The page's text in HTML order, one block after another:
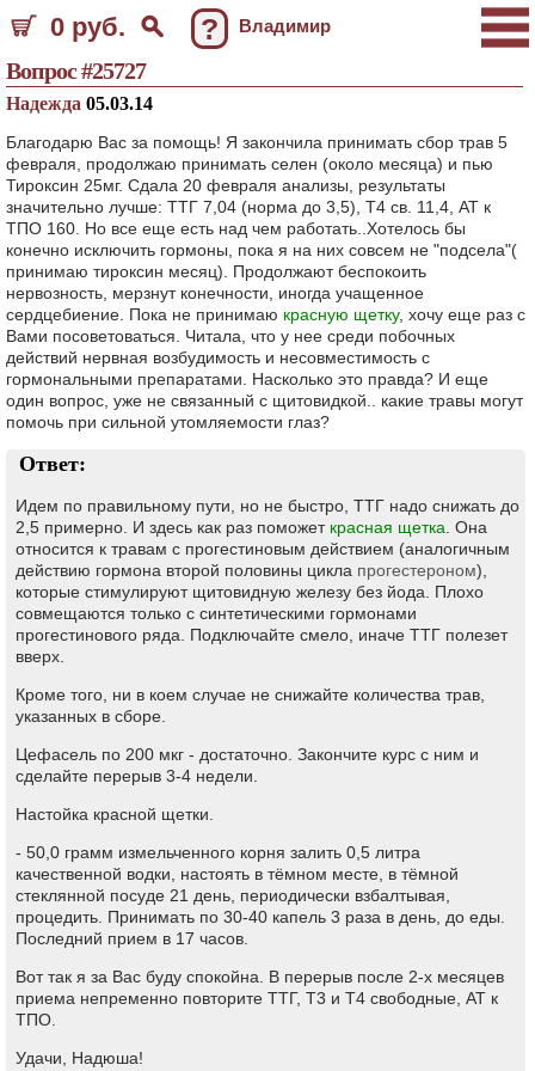
0 руб. ? Владимир
Вопрос #25727
Надежда 05.03.14
Благодарю Вас за помощь! Я закончила принимать сбор трав 5
февраля, продолжаю принимать селен (около месяца) и пью
Тироксин 25мг. Сдала 20 февраля анализы, результаты
значительно лучше: ТТГ 7,04 (норма до 3,5), Т4 св. 11,4, АТ к
ТПО 160. Но все еще есть над чем работать..Хотелось бы
конечно исключить гормоны, пока я на них совсем не "подсела"(
принимаю тироксин месяц). Продолжают беспокоить
нервозность, мерзнут конечности, иногда учащенное
сердцебиение. Пока не принимаю красную щетку, хочу еще раз с
Вами посоветоваться. Читала, что у нее среди побочных
действий нервная возбудимость и несовместимость с
гормональными препаратами. Насколько это правда? И еще
один вопрос, уже не связанный с щитовидкой.. какие травы могут
помочь при сильной утомляемости глаз?
Ответ:
Идем по правильному пути, но не быстро, ТТГ надо снижать до
2,5 примерно. И здесь как раз поможет красная щетка . Она
относится к травам с прогестиновым действием (аналогичным
действию гормона второй половины цикла прогестероном),
которые стимулируют щитовидную железу без йода. Плохо
совмещаются только с синтетическими гормонами
прогестинового ряда. Подключайте смело, иначе ТТГ полезет
вверх.
Кроме того, ни в коем случае не снижайте количества трав,
указанных в сборе.
Цефасель по 200 мкг - достаточно. Закончите курс с ним и
сделайте перерыв 3-4 недели.
Настойка красной щетки.
- 50,0 грамм измельченного корня залить 0,5 литра
качественной водки, настоять в тёмном месте, в тёмной
стеклянной посуде 21 день, периодически взбалтывая,
процедить. Принимать по 30-40 капель 3 раза в день, до еды.
Последний прием в 17 часов.
Вот так я за Вас буду спокойна. В перерыв после 2-х месяцев
приема непременно повторите ТТГ, Т3 и Т4 свободные, АТ к
ТПО.
Удачи, Надюша!